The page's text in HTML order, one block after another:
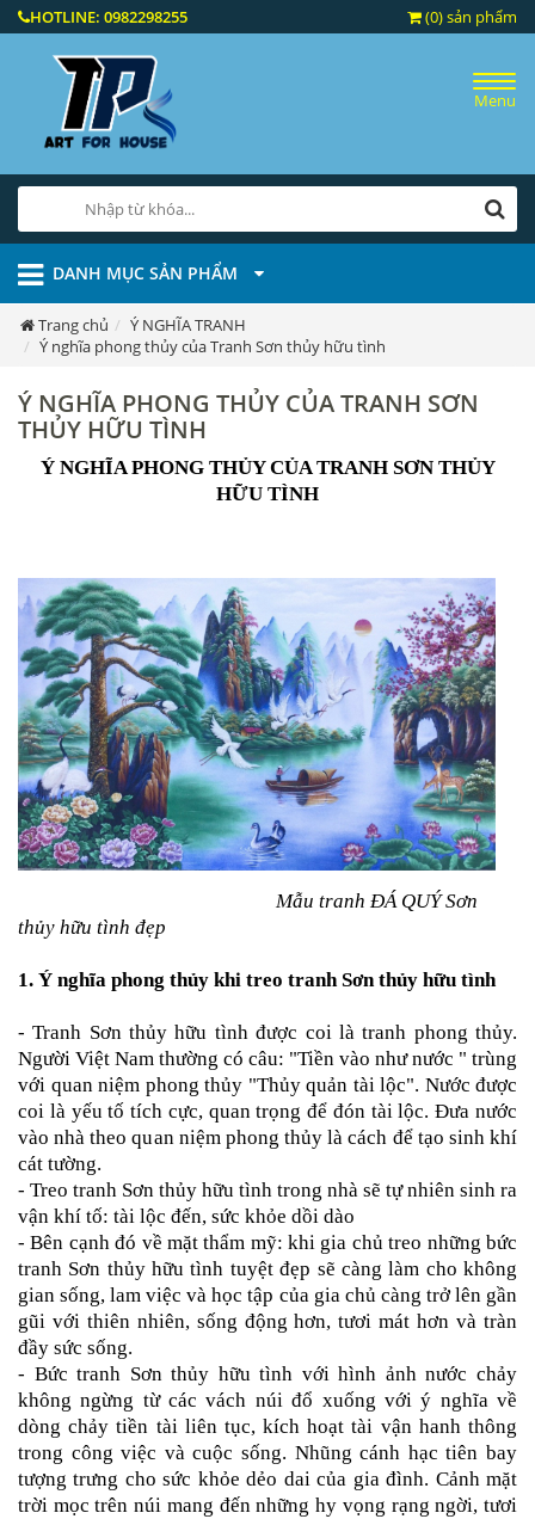
HOTLINE: 0982298255 (0) sản phẩm
Menu
DANH MỤC SẢN PHẨM
Trang chủ
Ý NGHĨA TRANH
Ý nghĩa phong thủy của Tranh Sơn thủy hữu tình
Ý NGHĨA PHONG THỦY CỦA TRANH SƠN
THỦY HỮU TÌNH
Ý NGHĨA PHONG THỦY CỦA TRANH SƠN THỦY
HỮU TÌNH
Mẫu tranh ĐÁ QUÝ Sơn
thủy hữu tình đẹp
1. Ý nghĩa phong thủy khi treo tranh Sơn thủy hữu tình
-Tranh Sơn thủy hữu tìnhđược coi là tranh phong thủy.
Người Việt Nam thường có câu: "Tiền vào như nước " trùng
với quan niệm phong thủy "Thủy quản tài lộc". Nước được
coi là yếu tố tích cực, quan trọng để đón tài lộc. Đưa nước
vào nhà theo quan niệm phong thủy là cách để tạo sinh khí
cát tường.
- Treo tranh Sơn thủy hữu tình trong nhà sẽ tự nhiên sinh ra
vận khí tố: tài lộc đến, sức khỏe dồi dào
- Bên cạnh đó về mặt thẩm mỹ: khi gia chủ treo những bức
tranh Sơn thủy hữu tình tuyệt đẹp sẽ càng làm cho không
gian sống, lam việc và học tập của gia chủ càng trở lên gần
gũi với thiên nhiên, sống động hơn, tươi mát hơn và tràn
đầy sức sống.
- Bứctranh Sơn thủy hữu tình với hình ảnh nước chảy
không ngừng từ các vách núi đổ xuống với ý nghĩa về
dòng chảy tiền tài liên tục, kích hoạt tài vận hanh thông
trong công việc và cuộc sống. Nhũng cánh hạc tiên bay
tượng trưng cho sức khỏe dẻo dai của gia đình. Cảnh mặt
trời mọc trên núi mang đến những hy vọng rạng ngời, tươi